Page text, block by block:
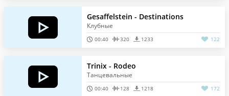
Gesaffelstein - Destinations
Клубные
00:40 320 1233 122
Trinix - Rodeo
Танцевальные
00:40 128 1218 172